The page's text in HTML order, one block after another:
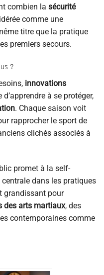
combien la sécurité
comme une
titre que la pratique
premiers secours.
?
innovations
à se protéger,
. Chaque saison voit
rapprocher le sport de
clichés associés à
promet à la self-
dans les pratiques
grandissant pour
des arts martiaux, des
contemporaines comme